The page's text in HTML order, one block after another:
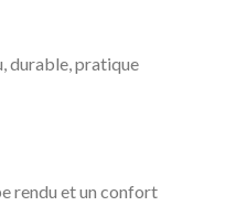
durable, pratique
rendu et un confort